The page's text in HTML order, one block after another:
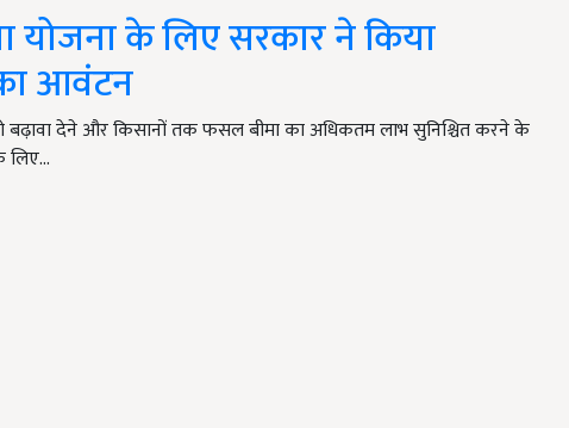
योजना के लिए सरकार ने किया
आवंटन
बढ़ावा देने और किसानों तक फसल बीमा का अधिकतम लाभ सुनिश्चित करने के
लिए…